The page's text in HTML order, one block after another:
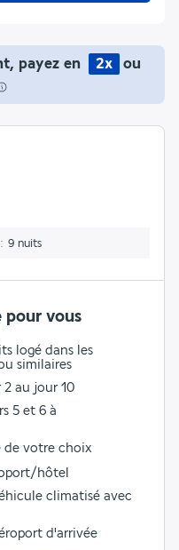
payez en 2x
ou
9 nuits
pour vous
logé dans les
similaires
au jour 10
5 et 6 à
de votre choix
hôtel
climatisé avec
d'arrivée